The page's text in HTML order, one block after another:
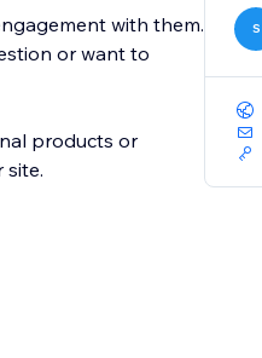
with them.
or want to
products or
site.
S